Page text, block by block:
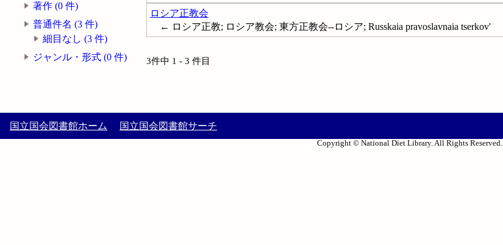
著作 (0 件)
普通件名 (3 件)
細目なし (3 件)
ジャンル・形式 (0 件)
ロシア正教会
← ロシア正教; ロシア教会; 東方正教会--ロシア; Russkaia pravoslavnaia tserkov'
3件中 1 - 3 件目
国立国会図書館ホーム 国立国会図書館サーチ
Copyright © National Diet Library. All Rights Reserved.